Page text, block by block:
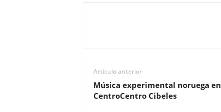
Artículo anterior
Música experimental noruega en
CentroCentro Cibeles